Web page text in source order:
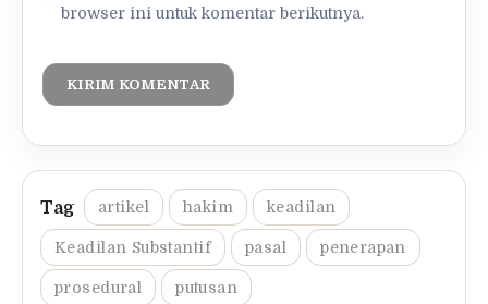
browser ini untuk komentar berikutnya.
artikel hakim keadilan
Keadilan Substantif pasal penerapan
prosedural putusan